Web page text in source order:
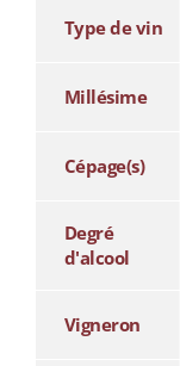
Type de vin
Millésime
Cépage(s)
Degré
d'alcool
Vigneron